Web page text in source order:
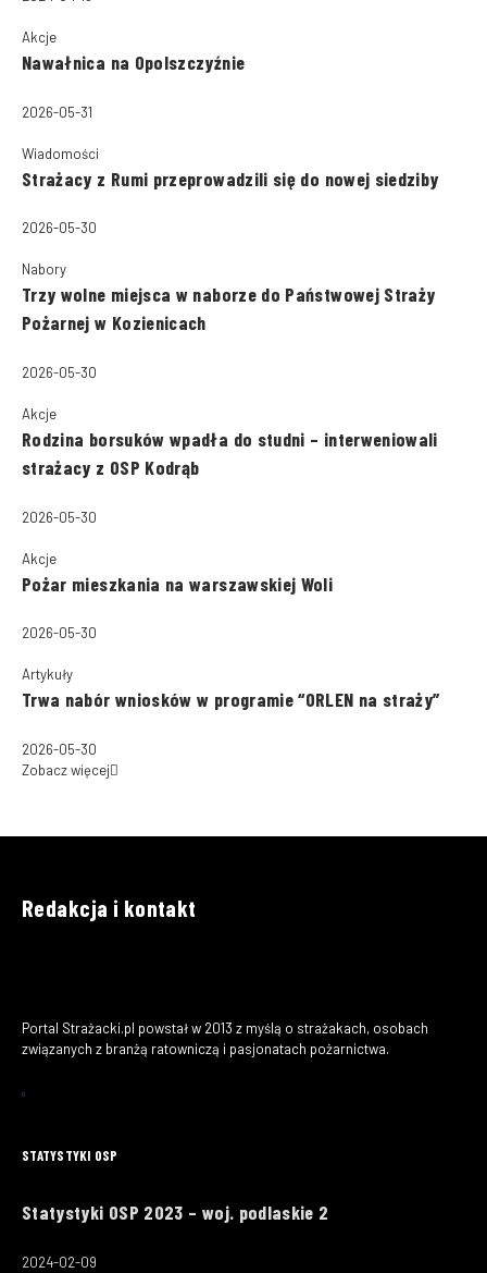
Akcje
Nawałnica na Opolszczyźnie
2026-05-31
Wiadomości
Strażacy z Rumi przeprowadzili się do nowej siedziby
2026-05-30
Nabory
Trzy wolne miejsca w naborze do Państwowej Straży
Pożarnej w Kozienicach
2026-05-30
Akcje
Rodzina borsuków wpadła do studni – interweniowali
strażacy z OSP Kodrąb
2026-05-30
Akcje
Pożar mieszkania na warszawskiej Woli
2026-05-30
Artykuły
Trwa nabór wniosków w programie “ORLEN na straży”
2026-05-30
Zobacz więcej
Redakcja i kontakt
Portal Strażacki.pl powstał w 2013 z myślą o strażakach, osobach
związanych z branżą ratowniczą i pasjonatach pożarnictwa.
STATYSTYKI OSP
Statystyki OSP 2023 – woj. podlaskie 2
2024-02-09